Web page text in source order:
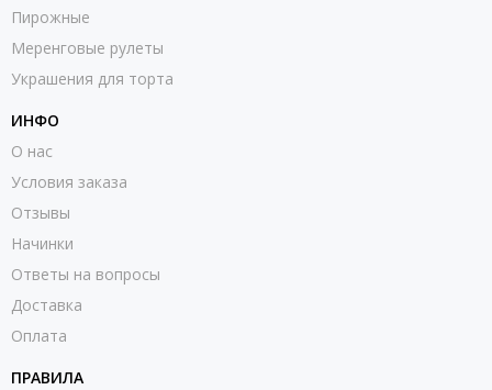
Пирожные
Меренговые рулеты
Украшения для торта
ИНФО
О нас
Условия заказа
Отзывы
Начинки
Ответы на вопросы
Доставка
Оплата
ПРАВИЛА